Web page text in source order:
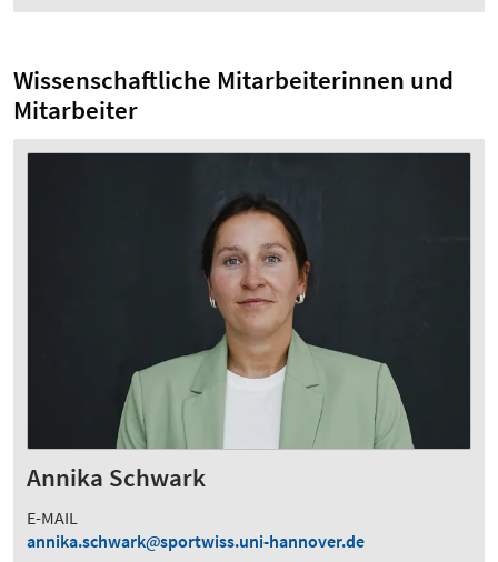
Wissenschaftliche Mitarbeiterinnen und
Mitarbeiter
Annika Schwark
E-MAIL
annika.schwark
sportwiss.uni-hannover.de